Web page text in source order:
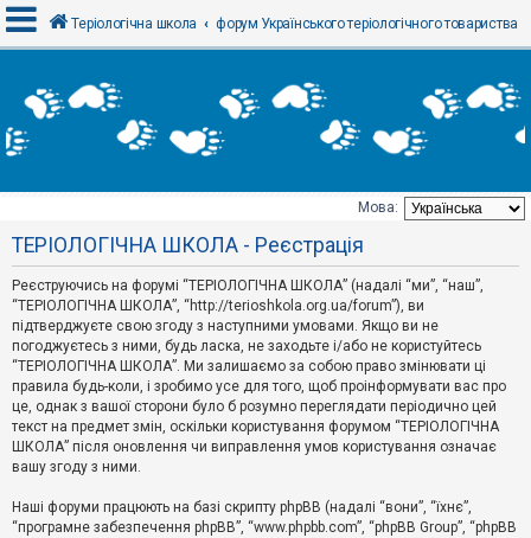
х
і
Т
е
м
и
б
е
з
в
і
д
п
о
в
і
д
й
Теріологічна школа форум Українського теріологічного товариства
Мова:
ТЕРІОЛОГІЧНА ШКОЛА - Реєстрація
Реєструючись на форумі “ТЕРІОЛОГІЧНА ШКОЛА” (надалі “ми”, “наш”,
“ТЕРІОЛОГІЧНА ШКОЛА”, “http://terioshkola.org.ua/forum”), ви
підтверджуєте свою згоду з наступними умовами. Якщо ви не
погоджуєтесь з ними, будь ласка, не заходьте і/або не користуйтесь
“ТЕРІОЛОГІЧНА ШКОЛА”. Ми залишаємо за собою право змінювати ці
правила будь-коли, і зробимо усе для того, щоб проінформувати вас про
це, однак з вашої сторони було б розумно переглядати періодично цей
текст на предмет змін, оскільки користування форумом “ТЕРІОЛОГІЧНА
ШКОЛА” після оновлення чи виправлення умов користування означає
вашу згоду з ними.
Наші форуми працюють на базі скрипту phpBB (надалі “вони”, “їхнє”,
“програмне забезпечення phpBB”, “www.phpbb.com”, “phpBB Group”, “phpBB